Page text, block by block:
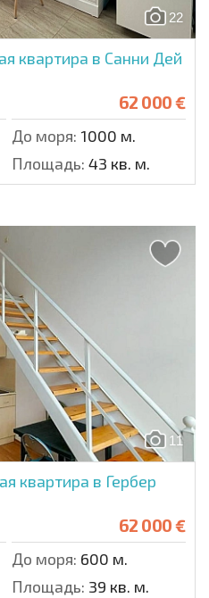
22
квартира в Санни Дей
62 000 €
До моря: 1000 м.
Площадь: 43 кв. м.
11
квартира в Гербер
62 000 €
До моря: 600 м.
Площадь: 39 кв. м.